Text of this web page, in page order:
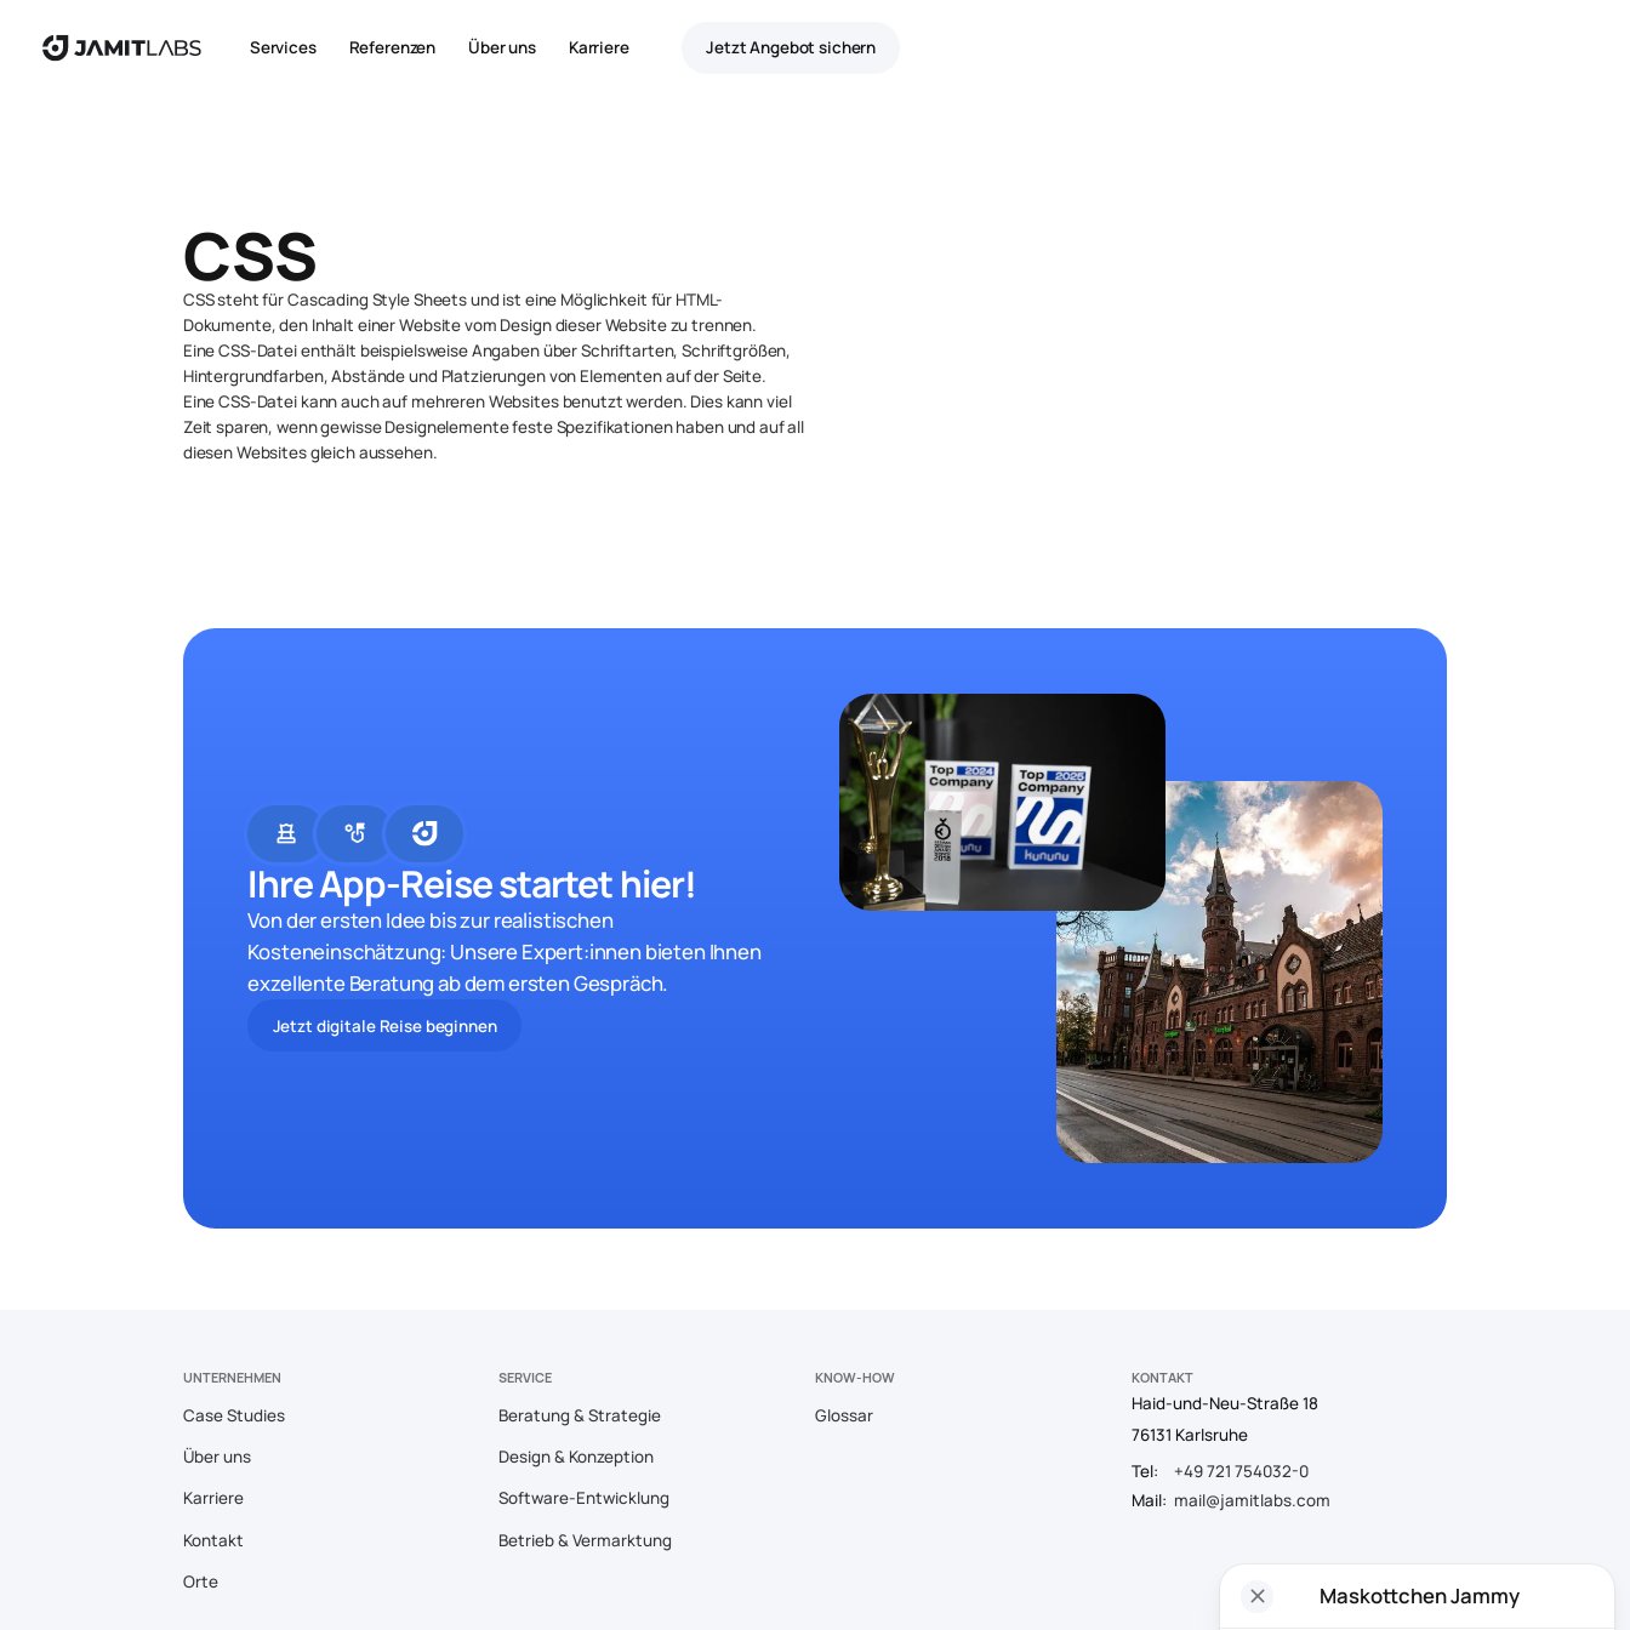
Services Referenzen Über uns Karriere Jetzt Angebot sichern
CSS
CSS steht für Cascading Style Sheets und ist eine Möglichkeit für HTML-
Dokumente, den Inhalt einer Website vom Designdieser Website zu trennen.
Eine CSS-Datei enthält beispielsweise Angaben über Schriftarten, Schriftgrößen,
Hintergrundfarben, Abstände und Platzierungen von Elementen auf der Seite.
Eine CSS-Datei kann auch auf mehreren Websites benutzt werden. Dies kann viel
Zeit sparen, wenn gewisse Designelemente feste Spezifikationen haben und auf all
diesen Websites gleich aussehen.
chess strategy
Ihre App-Reise startet hier!
Von der ersten Idee bis zur realistischen
Kosteneinschätzung: Unsere Expert:innen bieten Ihnen
exzellente Beratung ab dem ersten Gespräch.
Jetzt digitale Reise beginnen
UNTERNEHMEN
Case Studies
Über uns
Karriere
Kontakt
Orte
SERVICE
Beratung & Strategie
Design & Konzeption
Software-Entwicklung
Betrieb & Vermarktung
KNOW-HOW
Glossar
KONTAKT
Haid-und-Neu-Straße 18
76131 Karlsruhe
Tel:
+49 721 754032-0
Mail: mail@jamitlabs.com
close Maskottchen Jammy